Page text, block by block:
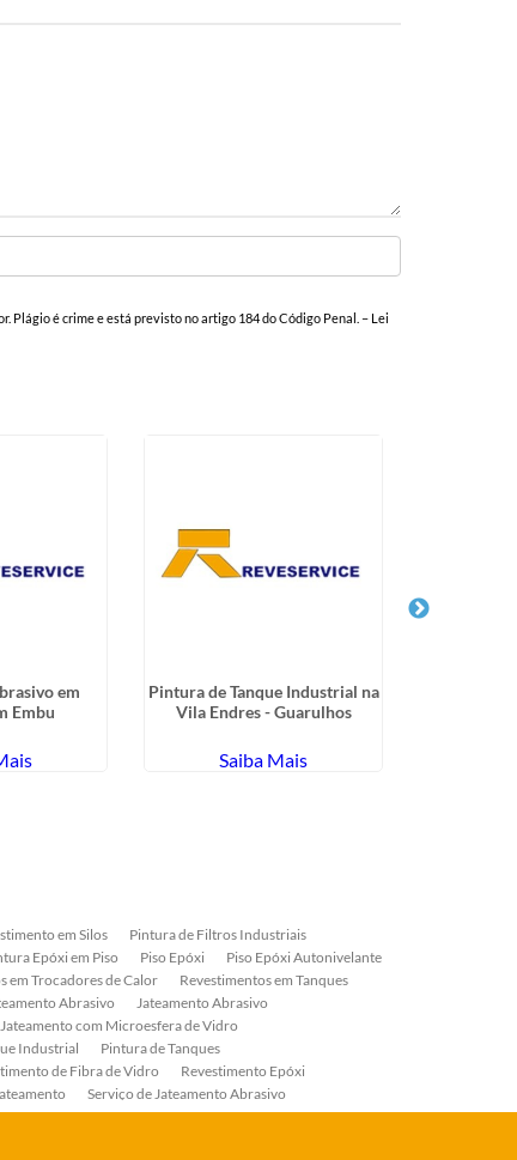
Plágio é crime e está previsto no artigo 184 do Código Penal. – Lei
em
Embu
Pintura de Tanque Industrial na
Vila Endres - Guarulhos
Saiba Mais
em Silos
Pintura de Filtros Industriais
Epóxi em Piso Piso Epóxi
Piso Epóxi Autonivelante
em Trocadores de Calor
Revestimentos em Tanques
Abrasivo
Jateamento Abrasivo
Jateamento com Microesfera de Vidro
Industrial
Pintura de Tanques
de Fibra de Vidro
Revestimento Epóxi
Serviço de Jateamento Abrasivo
Serviço de Pintura de Válvulas